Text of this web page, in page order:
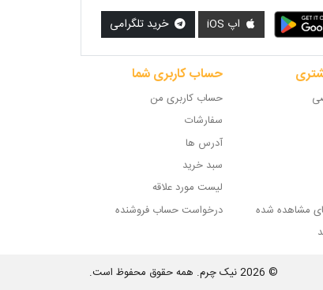
اپ iOS خرید تلگرامی
مشاهده شده
حساب کاربری شما
حساب کاربری من
سفارشات
آدرس ها
سبد خرید
لیست مورد علاقه
درخواست حساب فروشنده
© 2026 نیک چرم. همه حقوق محفوظ است.